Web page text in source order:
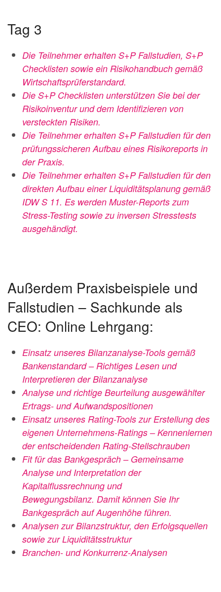
Tag 3
Die Teilnehmer erhalten S+P Fallstudien, S+P
Checklisten sowie ein Risikohandbuch gemäß
Wirtschaftsprüferstandard.
Die S+P Checklisten unterstützen Sie bei der
Risikoinventur und dem Identifizieren von
versteckten Risiken.
Die Teilnehmer erhalten S+P Fallstudien für den
prüfungssicheren Aufbau eines Risikoreports in
der Praxis.
Die Teilnehmer erhalten S+P Fallstudien für den
direkten Aufbau einer Liquiditätsplanung gemäß
IDW S 11. Es werden Muster-Reports zum
Stress-Testing sowie zu inversen Stresstests
ausgehändigt.
Außerdem Praxisbeispiele und
Fallstudien – Sachkunde als
CEO: Online Lehrgang:
Einsatz unseres Bilanzanalyse-Tools gemäß
Bankenstandard – Richtiges Lesen und
Interpretieren der Bilanzanalyse
Analyse und richtige Beurteilung ausgewählter
Ertrags- und Aufwandspositionen
Einsatz unseres Rating-Tools zur Erstellung des
eigenen Unternehmens-Ratings – Kennenlernen
der entscheidenden Rating-Stellschrauben
Fit für das Bankgespräch – Gemeinsame
Analyse und Interpretation der
Kapitalflussrechnung und
Bewegungsbilanz. Damit können Sie Ihr
Bankgespräch auf Augenhöhe führen.
Analysen zur Bilanzstruktur, den Erfolgsquellen
sowie zur Liquiditätsstruktur
Branchen- und Konkurrenz-Analysen